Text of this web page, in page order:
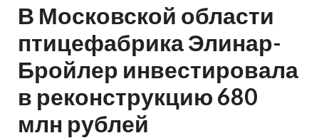
В Московской области
птицефабрика Элинар-
Бройлер инвестировала
в реконструкцию 680
млн рублей